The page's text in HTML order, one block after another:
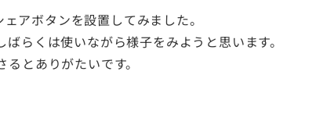
アボタンを設置してみました。
らくは使いながら様子をみようと思います。
とありがたいです。